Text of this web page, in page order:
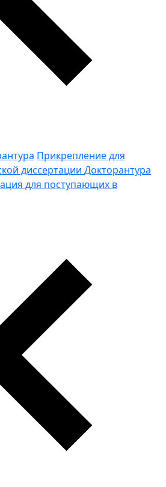
Прикрепление для
диссертации Докторантура
для поступающих в